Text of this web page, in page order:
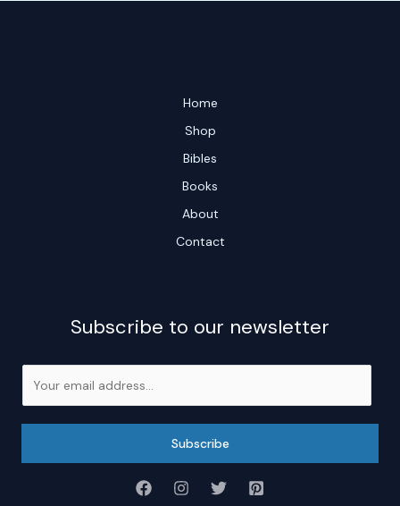
Home
Shop
Bibles
Books
About
Contact
Subscribe to our newsletter
Subscribe